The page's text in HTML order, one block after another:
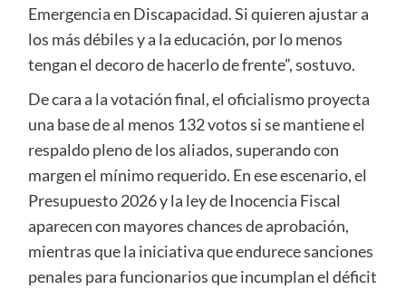
Emergencia en Discapacidad. Si quieren ajustar a
los más débiles y a la educación, por lo menos
tengan el decoro de hacerlo de frente”, sostuvo.
De cara a la votación final, el oficialismo proyecta
una base de al menos 132 votos si se mantiene el
respaldo pleno de los aliados, superando con
margen el mínimo requerido. En ese escenario, el
Presupuesto 2026 y la ley de Inocencia Fiscal
aparecen con mayores chances de aprobación,
mientras que la iniciativa que endurece sanciones
penales para funcionarios que incumplan el déficit